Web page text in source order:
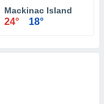
Mackinac Island
24° 18°